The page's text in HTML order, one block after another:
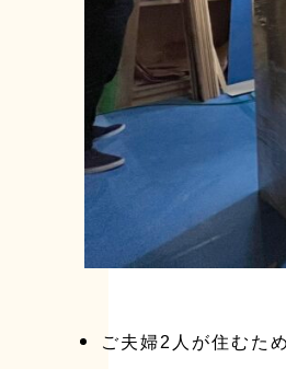
ご夫婦2人が住むた